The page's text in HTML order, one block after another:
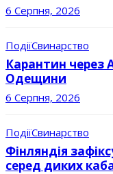
6 Серпня, 2026
ПодіїСвинарство
Карантин через
Одещини
6 Серпня, 2026
ПодіїСвинарство
Фінляндія
серед диких